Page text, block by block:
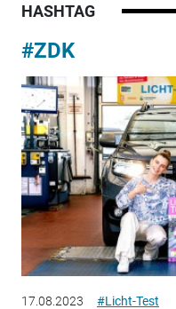
HASHTAG
#ZDK
17.08.2023 #Licht-Test